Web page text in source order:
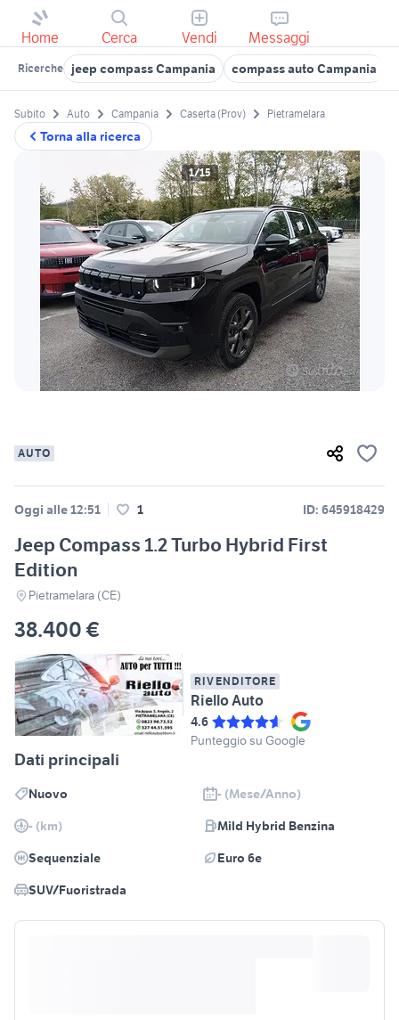
Home Cerca Vendi Messaggi
Ricerche jeep compass Campania compass auto Campania
Torna alla ricerca
Subito Auto Campania Caserta (Prov) Pietramelara
1/15
AUTO
Oggi alle 12:51 1 ID: 645918429
Jeep Compass 1.2 Turbo Hybrid First
Edition
Pietramelara (CE)
38.400 €
RIVENDITORE
Riello Auto
4.6
Punteggio su Google
Dati principali
Nuovo
- (Mese/Anno)
- (km)
Mild Hybrid Benzina
Sequenziale
Euro 6e
SUV/Fuoristrada